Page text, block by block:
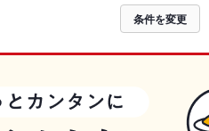
条件を変更